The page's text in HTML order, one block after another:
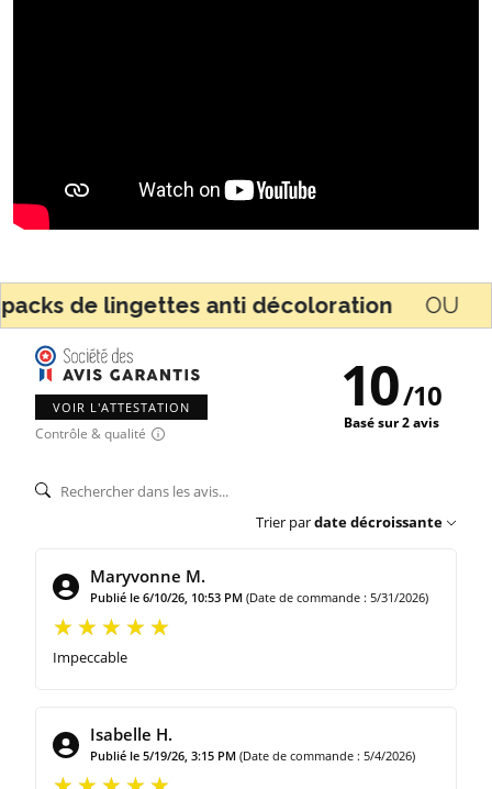
lingettes anti décolorationOU 1 produit
VOIR L'ATTESTATION
Contrôle & qualité
10/10
Basé sur 2 avis
Trier pardate décroissante
Maryvonne M.
Publié le 6/10/26, 10:53 PM (Date de commande : 5/31/2026)
Impeccable
Isabelle H.
Publié le 5/19/26, 3:15 PM (Date de commande : 5/4/2026)